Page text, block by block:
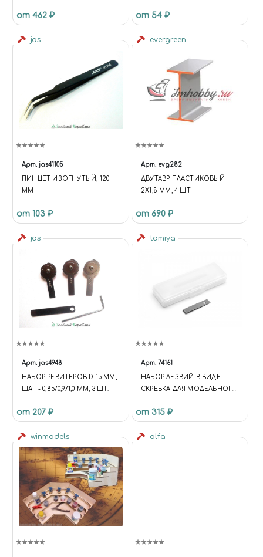
от 462 ₽ от 54 ₽
jas
Арт. jas41105
ПИНЦЕТ ИЗОГНУТЫЙ, 120
ММ
от 103 ₽
evergreen
Арт. evg282
ДВУТАВР ПЛАСТИКОВЫЙ
2Х1,8 ММ, 4 ШТ
от 690 ₽
jas
Арт. jas4948
НАБОР РЕВИТЕРОВ D 15 ММ,
ШАГ - 0,85/0,9/1,0 ММ, 3 ШТ.
от 207 ₽
tamiya
Арт. 74161
НАБОР ЛЕЗВИЙ В ВИДЕ
СКРЕБКА ДЛЯ МОДЕЛЬНОГО
от 315 ₽
winmodels olfa